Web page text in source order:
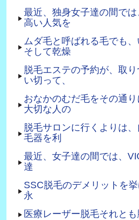
最近、独身女子達の間では
高い人気を
ムダ毛と呼ばれる毛でも
そして乾燥
脱毛エステの予約が、取
い切って、
おなかのむだ毛をその通り
大切な人の
脱毛サロンに行くよりは
毛器を利
最近、女子達の間では、
達
SSC脱毛のデメリットを挙
永
医療レーザー脱毛それと